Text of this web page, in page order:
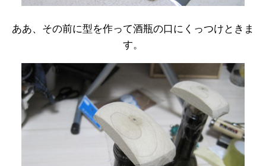
ああ、その前に型を作って酒瓶の口にくっつけときま
す。